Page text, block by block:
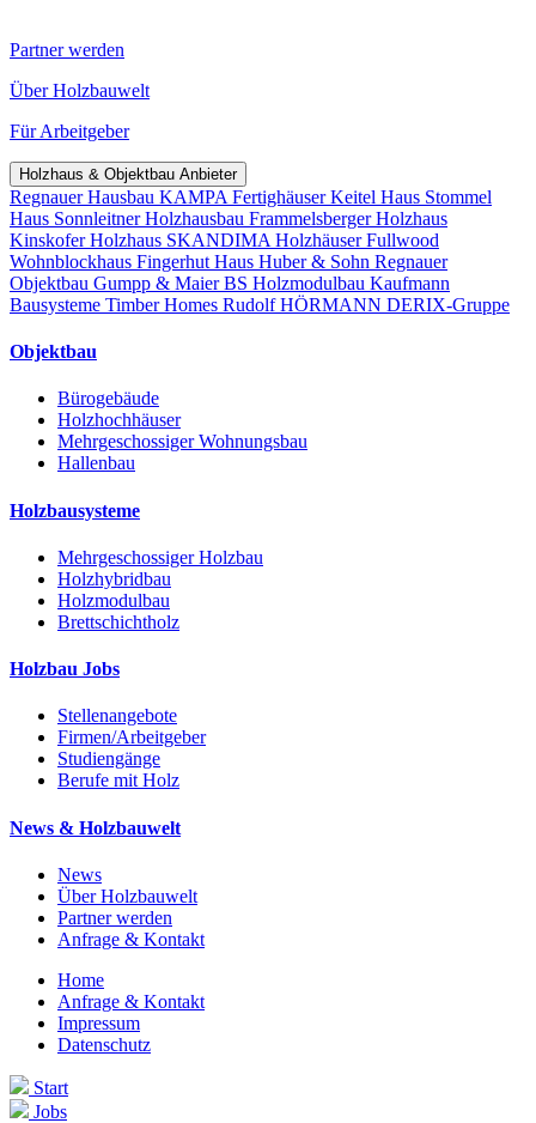
Partner werden
Über Holzbauwelt
Für Arbeitgeber
Holzhaus & Objektbau Anbieter
Regnauer Hausbau KAMPA FertighäuserKeitel Haus Stommel
Haus Sonnleitner Holzhausbau Frammelsberger Holzhaus
Kinskofer Holzhaus SKANDIMA HolzhäuserFullwood
Wohnblockhaus Fingerhut Haus Huber & Sohn Regnauer
Objektbau Gumpp & MaierBS Holzmodulbau Kaufmann
Bausysteme Timber Homes Rudolf HÖRMANN DERIX-Gruppe
Objektbau
Bürogebäude
Holzhochhäuser
Mehrgeschossiger Wohnungsbau
Hallenbau
Holzbausysteme
Mehrgeschossiger Holzbau
Holzhybridbau
Holzmodulbau
Brettschichtholz
Holzbau Jobs
Stellenangebote
Firmen/Arbeitgeber
Studiengänge
Berufe mit Holz
News & Holzbauwelt
News
Über Holzbauwelt
Partner werden
Anfrage & Kontakt
Home
Anfrage & Kontakt
Impressum
Datenschutz
Start
Jobs